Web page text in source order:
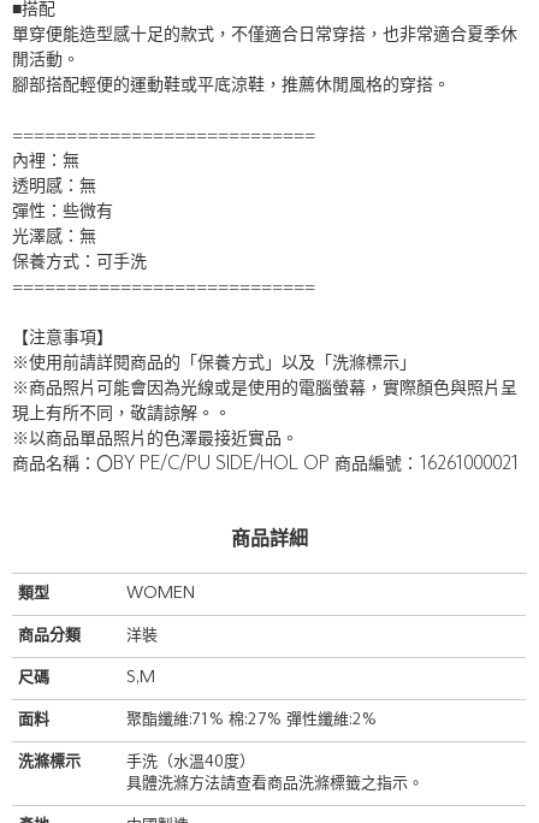
■搭配
單穿便能造型感十足的款式，不僅適合日常穿搭，也非常適合夏季休
閒活動。
腳部搭配輕便的運動鞋或平底涼鞋，推薦休閒風格的穿搭。
============================
內裡：無
透明感：無
彈性：些微有
光澤感：無
保養方式：可手洗
============================
【注意事項】
※使用前請詳閱商品的「保養方式」以及「洗滌標示」
※商品照片可能會因為光線或是使用的電腦螢幕，實際顏色與照片呈
現上有所不同，敬請諒解。。
※以商品單品照片的色澤最接近實品。
商品名稱：〇BY PE/C/PU SIDE/HOL OP 商品編號：16261000021
商品詳細
類型 WOMEN
商品分類 洋裝
尺碼 S,M
面料 聚酯纖維:71% 棉:27% 彈性纖維:2%
洗滌標示
手洗（水溫40度）
具體洗滌方法請查看商品洗滌標籤之指示。